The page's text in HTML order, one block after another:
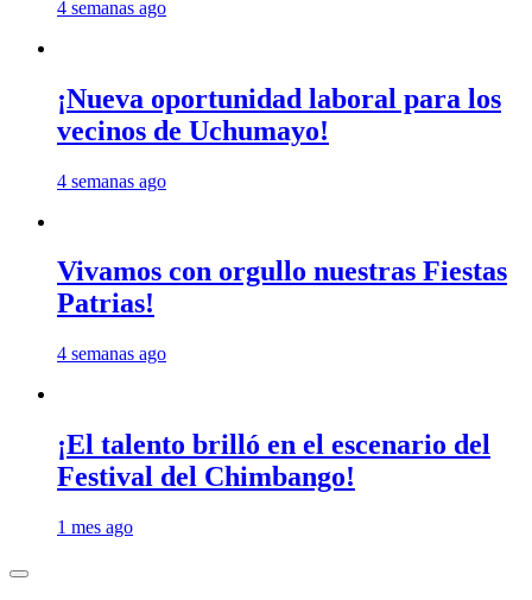
4 semanas ago
¡Nueva oportunidad laboral para los
vecinos de Uchumayo!
4 semanas ago
Vivamos con orgullo nuestras Fiestas
Patrias!
4 semanas ago
¡El talento brilló en el escenario del
Festival del Chimbango!
1 mes ago